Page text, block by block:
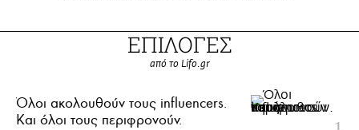
ΕΠΙΛΟΓΕΣ
από το Lifo.gr
Όλοι ακολουθούν τους influencers.
Και όλοι τους περιφρονούν.